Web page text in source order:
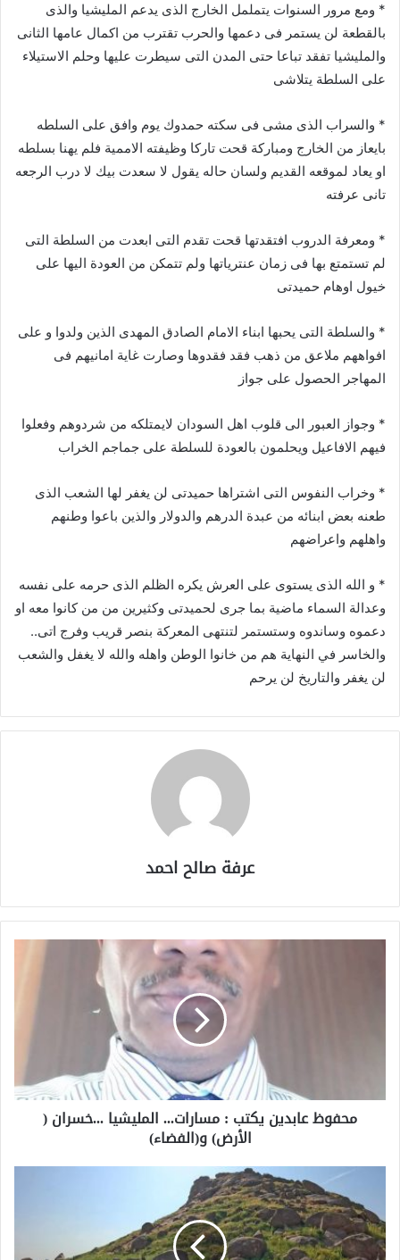
* ومع مرور السنوات يتململ الخارج الذى يدعم المليشيا والذى
بالقطعة لن يستمر فى دعمها والحرب تقترب من اكمال عامها الثانى
والمليشيا تفقد تباعا حتى المدن التى سيطرت عليها وحلم الاستيلاء
على السلطة يتلاشى
* والسراب الذى مشى فى سكته حمدوك يوم وافق على السلطه
بايعاز من الخارج ومباركة قحت تاركا وظيفته الاممية فلم يهنا بسلطه
او يعاد لموقعه القديم ولسان حاله يقول لا سعدت بيك لا درب الرجعه
تانى عرفته
* ومعرفة الدروب افتقدتها قحت تقدم التى ابعدت من السلطة التى
لم تستمتع بها فى زمان عنترياتها ولم تتمكن من العودة اليها على
خيول اوهام حميدتى
* والسلطة التى يحبها ابناء الامام الصادق المهدى الذين ولدوا و على
افواههم ملاعق من ذهب فقد فقدوها وصارت غاية امانيهم فى
المهاجر الحصول على جواز
* وجواز العبور الى قلوب اهل السودان لايمتلكه من شردوهم وفعلوا
فيهم الافاعيل ويحلمون بالعودة للسلطة على جماجم الخراب
* وخراب النفوس التى اشتراها حميدتى لن يغفر لها الشعب الذى
طعنه بعض ابنائه من عبدة الدرهم والدولار والذين باعوا وطنهم
واهلهم واعراضهم
* و الله الذى يستوى على العرش يكره الظلم الذى حرمه على نفسه
وعدالة السماء ماضية بما جرى لحميدتى وكثيرين من من كانوا معه او
دعموه وساندوه وستستمر لتنتهى المعركة بنصر قريب وفرج اتى..
والخاسر في النهاية هم من خانوا الوطن واهله والله لا يغفل والشعب
لن يغفر والتاريخ لن يرحم
عرفة صالح احمد
محفوظ عابدين يكتب : مسارات... المليشيا ...خسران (
الأرض) و(الفضاء)